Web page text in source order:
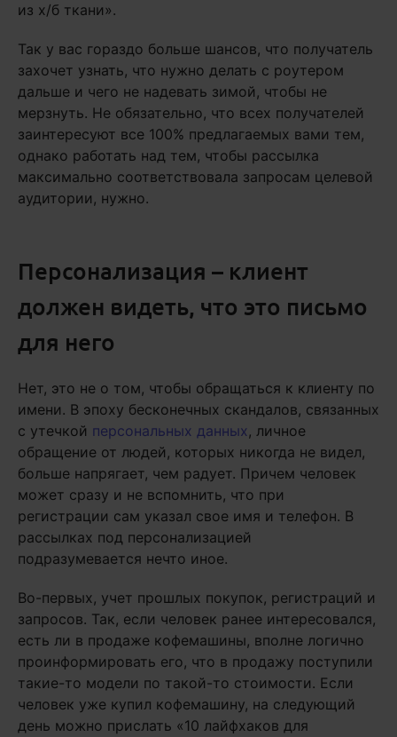
из х/б ткани».
Так у вас гораздо больше шансов, что получатель
захочет узнать, что нужно делать с роутером
дальше и чего не надевать зимой, чтобы не
мерзнуть. Не обязательно, что всех получателей
заинтересуют все 100% предлагаемых вами тем,
однако работать над тем, чтобы рассылка
максимально соответствовала запросам целевой
аудитории, нужно.
Персонализация – клиент
должен видеть, что это письмо
для него
Нет, это не о том, чтобы обращаться к клиенту по
имени. В эпоху бесконечных скандалов, связанных
с утечкой персональных данных, личное
обращение от людей, которых никогда не видел,
больше напрягает, чем радует. Причем человек
может сразу и не вспомнить, что при
регистрации сам указал свое имя и телефон. В
рассылках под персонализацией
подразумевается нечто иное.
Во-первых, учет прошлых покупок, регистраций и
запросов. Так, если человек ранее интересовался,
есть ли в продаже кофемашины, вполне логично
проинформировать его, что в продажу поступили
такие-то модели по такой-то стоимости. Если
человек уже купил кофемашину, на следующий
день можно прислать «10 лайфхаков для